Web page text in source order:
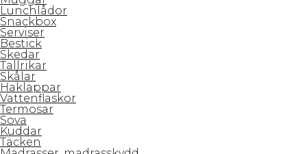
Lunchlådor
Snackbox
Serviser
Bestick
Skedar
Tallrikar
Skålar
Haklappar
Vattenflaskor
Termosar
Sova
Kuddar
Täcken